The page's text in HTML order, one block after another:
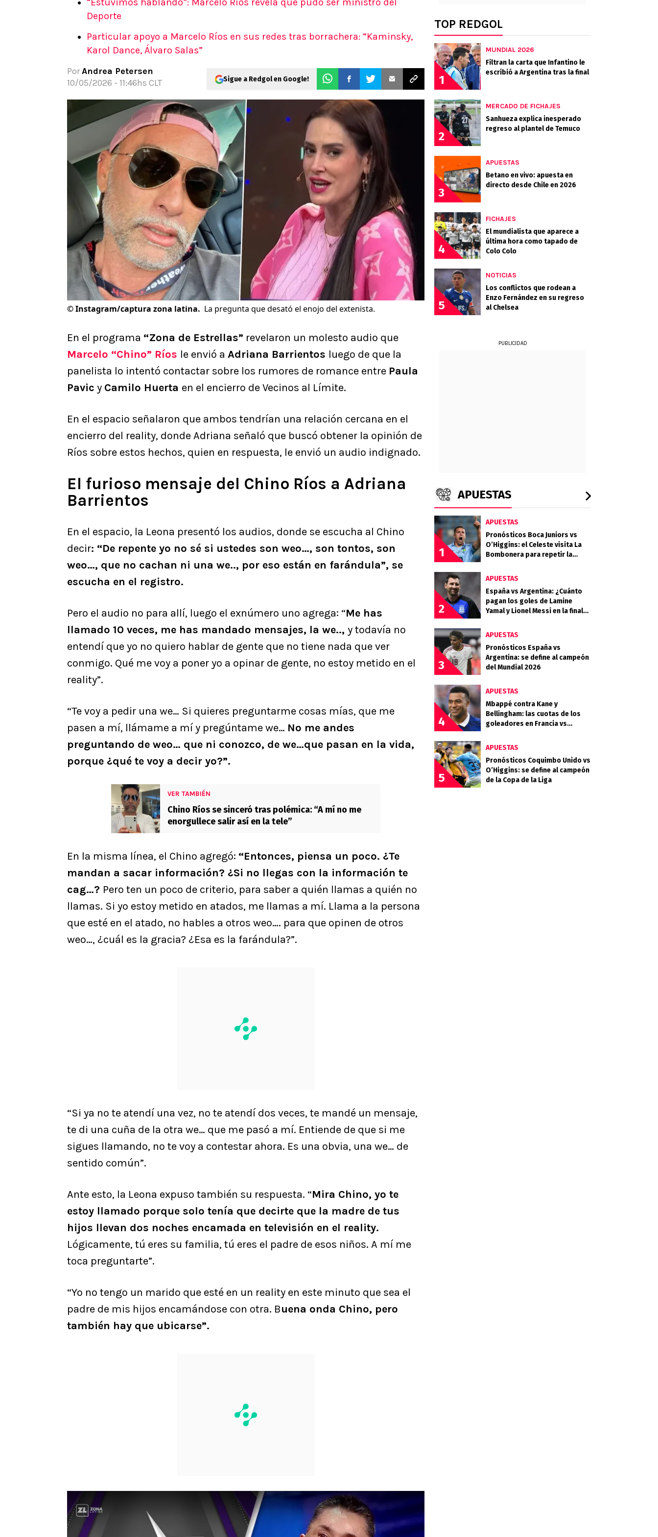
Apuesta del día
Deporte
Particular apoyo a Marcelo Ríos en sus redes tras borrachera: “Kaminsky,
Karol Dance, Álvaro Salas”
PorAndrea Petersen
10/05/2026 - 11:46hs CLT
Sigue a Redgol en Google!
©Instagram/captura zona latina. La pregunta que desató el enojo del extenista.
En el programa “Zona de Estrellas” revelaron un molesto audio que
Marcelo “Chino” Ríos le envió a Adriana Barrientos luego de que la
panelista lo intentó contactar sobre los rumores de romance entre Paula
Pavic y Camilo Huerta en el encierro de Vecinos al Límite.
En el espacio señalaron que ambos tendrían una relación cercana en el
encierro del reality, donde Adriana señaló que buscó obtener la opinión de
Ríos sobre estos hechos, quien en respuesta, le envió un audio indignado.
El furioso mensaje del Chino Ríos a Adriana
Barrientos
En el espacio, la Leona presentó los audios, donde se escucha al Chino
decir: “De repente yo no sé si ustedes son weo…, son tontos, son
weo…, que no cachan ni una we.., por eso están en farándula”, se
escucha en el registro.
Pero el audio no para allí, luego el exnúmero uno agrega: “Me has
llamado 10 veces, me has mandado mensajes, la we.., y todavía no
entendí que yo no quiero hablar de gente que no tiene nada que ver
conmigo. Qué me voy a poner yo a opinar de gente, no estoy metido en el
reality”.
“Te voy a pedir una we… Si quieres preguntarme cosas mías, que me
pasen a mí, llámame a mí y pregúntame we… No me andes
preguntando de weo… que ni conozco, de we…que pasan en la vida,
porque ¿qué te voy a decir yo?”.
VER TAMBIÉN
Chino Ríos se sinceró tras polémica: “A mí no me
enorgullece salir así en la tele”
En la misma línea, el Chino agregó: “Entonces, piensa un poco. ¿Te
mandan a sacar información? ¿Si no llegas con la información te
cag…? Pero ten un poco de criterio, para saber a quién llamas a quién no
llamas. Si yo estoy metido en atados, me llamas a mí. Llama a la persona
que esté en el atado, no hables a otros weo…. para que opinen de otros
weo…, ¿cuál es la gracia? ¿Esa es la farándula?”.
“Si ya no te atendí una vez, no te atendí dos veces, te mandé un mensaje,
te di una cuña de la otra we… que me pasó a mí. Entiende de que si me
sigues llamando, no te voy a contestar ahora. Es una obvia, una we… de
sentido común”.
Ante esto, la Leona expuso también su respuesta. “Mira Chino, yo te
estoy llamado porque solo tenía que decirte que la madre de tus
hijos llevan dos noches encamada en televisión en el reality.
Lógicamente, tú eres su familia, tú eres el padre de esos niños. A mí me
toca preguntarte”.
“Yo no tengo un marido que esté en un reality en este minuto que sea el
padre de mis hijos encamándose con otra. Buena onda Chino, pero
también hay que ubicarse”.
TOP REDGOL
1
MUNDIAL 2026
Filtran la carta que Infantino le
escribió a Argentina tras la final
2
MERCADO DE FICHAJES
Sanhueza explica inesperado
regreso al plantel de Temuco
3
APUESTAS
Betano en vivo: apuesta en
directo desde Chile en 2026
4
FICHAJES
El mundialista que aparece a
última hora como tapado de
Colo Colo
5
NOTICIAS
Los conflictos que rodean a
Enzo Fernández en su regreso
al Chelsea
PUBLICIDAD
APUESTAS
1
APUESTAS
Pronósticos Boca Juniors vs
O’Higgins: el Celeste visita La
Bombonera para repetir la
2
APUESTAS
España vs Argentina: ¿Cuánto
pagan los goles de Lamine
Yamal y Lionel Messi en la final
3
APUESTAS
Pronósticos España vs
Argentina: se define al campeón
del Mundial 2026
4
APUESTAS
Mbappé contra Kane y
Bellingham: las cuotas de los
goleadores en Francia vs
5
APUESTAS
Pronósticos Coquimbo Unido vs
O’Higgins: se define al campeón
de la Copa de la Liga